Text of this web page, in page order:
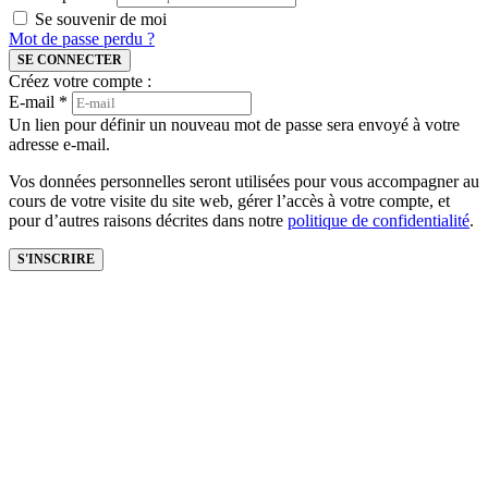
Se souvenir de moi
Mot de passe perdu ?
SE CONNECTER
Créez votre compte :
E-mail *
Un lien pour définir un nouveau mot de passe sera envoyé à votre
adresse e-mail.
Vos données personnelles seront utilisées pour vous accompagner au
cours de votre visite du site web, gérer l’accès à votre compte, et
pour d’autres raisons décrites dans notre politique de confidentialité.
S'INSCRIRE